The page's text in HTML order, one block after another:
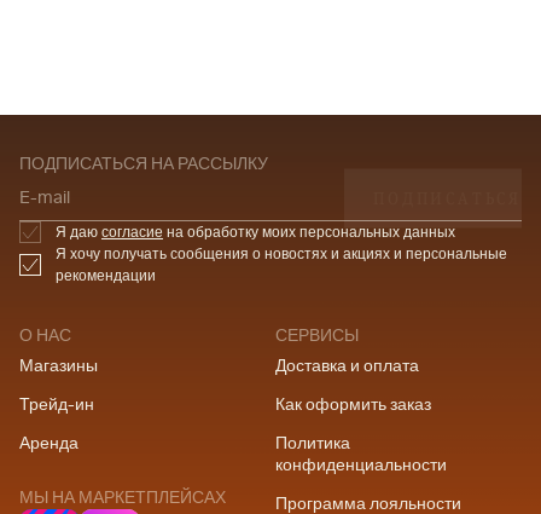
О НАС
Магазины
Трейд-ин
Аренда
МЫ НА МАРКЕТПЛЕЙСАХ
СЕРВИСЫ
Доставка и оплата
Как оформить заказ
Политика
конфиденциальности
Программа лояльности
ПОДПИСАТЬСЯ НА РАССЫЛКУ
E-mail
Я даю согласие на обработку моих персональных данных
Я хочу получать сообщения о новостях и акциях и персональные
рекомендации